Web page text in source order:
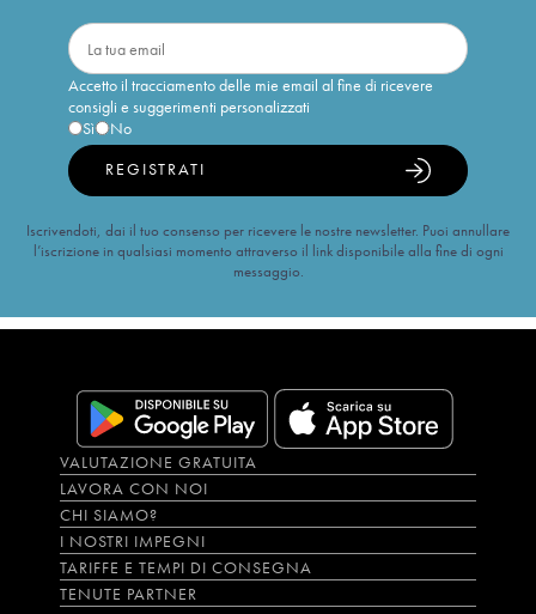
Accetto il tracciamento delle mie email al fine di ricevere
consigli e suggerimenti personalizzati
Sì
No
REGISTRATI
Iscrivendoti, dai il tuo consenso per ricevere le nostre newsletter. Puoi annullare
l’iscrizione in qualsiasi momento attraverso il link disponibile alla fine di ogni
messaggio.
VALUTAZIONE GRATUITA
LAVORA CON NOI
CHI SIAMO?
I NOSTRI IMPEGNI
TARIFFE E TEMPI DI CONSEGNA
TENUTE PARTNER